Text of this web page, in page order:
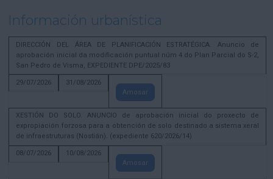
Información urbanística
DIRECCIÓN DEL ÁREA DE PLANIFICACIÓN ESTRATÉGICA. Anuncio de
aprobación inicial da modificación puntual núm 4 do Plan Parcial do S-2,
San Pedro de Visma, EXPEDIENTE DPE/2025/83
29/07/2026
31/08/2026
Amosar
XESTIÓN DO SOLO. ANUNCIO de aprobación inicial do proxecto de
expropiación forzosa para a obtención de solo destinado a sistema xeral
de infraestruturas (Nostián). (expediente 620/2026/14)
08/07/2026
10/08/2026
Amosar